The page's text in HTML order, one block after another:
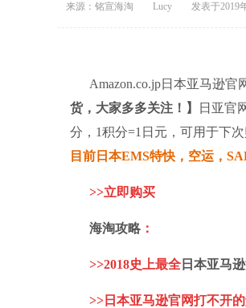
来源：铭宣海淘 Lucy 发表于2019
Amazon.co.jp日本亚马逊官
货，大家多多关注！】
日亚官
分，1积分=1日元，可用于下次
目前日本EMS特快，空运，
>>立即购买
海淘攻略 ：
>>2018史上最全 日本亚马逊
>> 日本亚马逊官网打不开